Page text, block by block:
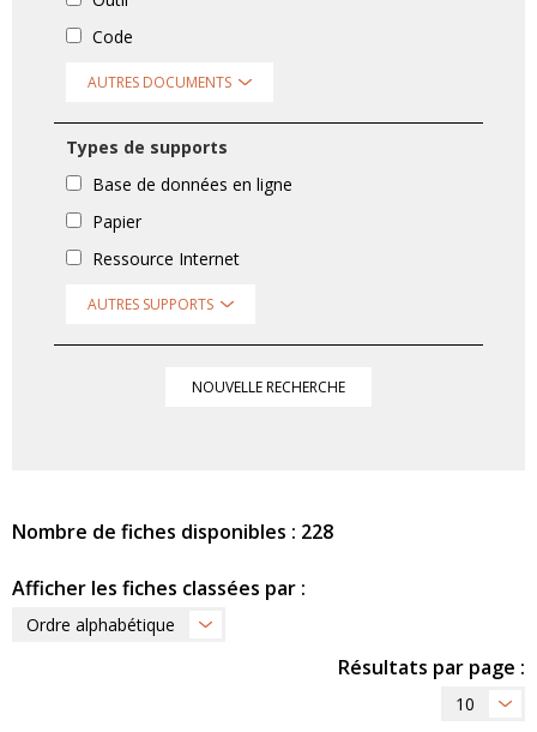
Code
AUTRES DOCUMENTS
Types de supports
Base de données en ligne
Papier
Ressource Internet
AUTRES SUPPORTS
NOUVELLE RECHERCHE
Nombre de fiches disponibles : 228
Afficher les fiches classées par :
Ordre alphabétique
Résultats par page :
10